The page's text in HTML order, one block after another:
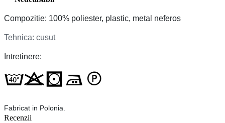
Compozitie: 100% poliester, plastic, metal neferos
Tehnica: cusut
Intretinere:
Fabricat in Polonia.
Recenzii